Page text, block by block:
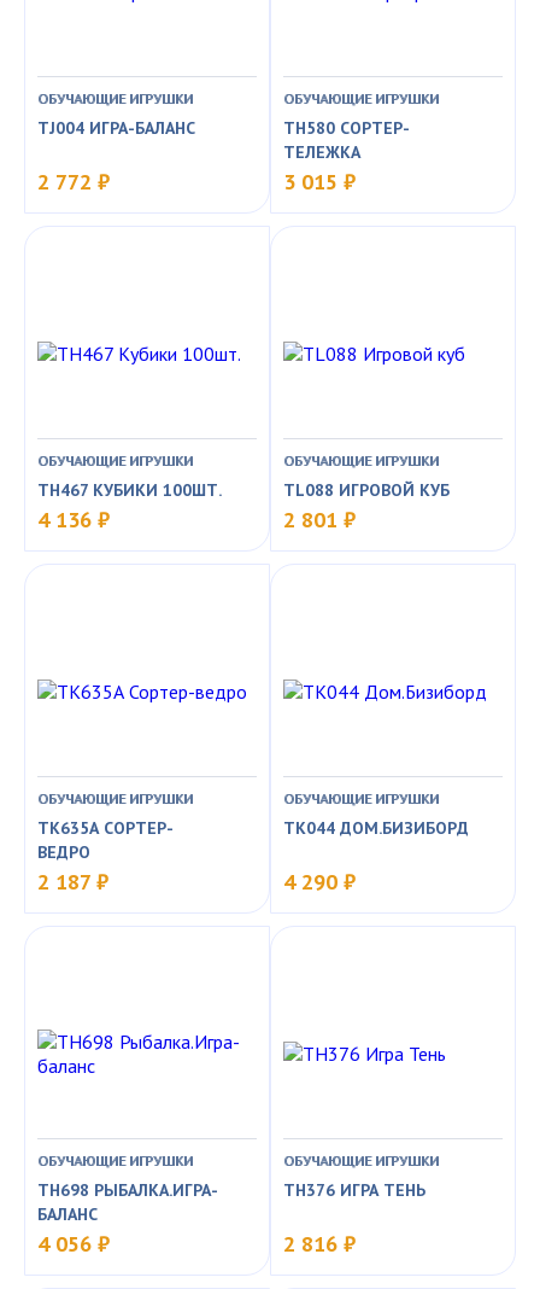
ОБУЧАЮЩИЕ ИГРУШКИ
TJ004 ИГРА-БАЛАНС
2 772 ₽
ОБУЧАЮЩИЕ ИГРУШКИ
TH580 СОРТЕР-
ТЕЛЕЖКА
3 015 ₽
ОБУЧАЮЩИЕ ИГРУШКИ
TH467 КУБИКИ 100ШТ.
4 136 ₽
ОБУЧАЮЩИЕ ИГРУШКИ
TL088 ИГРОВОЙ КУБ
2 801 ₽
ОБУЧАЮЩИЕ ИГРУШКИ
TK635А СОРТЕР-
ВЕДРО
2 187 ₽
ОБУЧАЮЩИЕ ИГРУШКИ
TK044 ДОМ.БИЗИБОРД
4 290 ₽
ОБУЧАЮЩИЕ ИГРУШКИ
TH698 РЫБАЛКА.ИГРА-
БАЛАНС
4 056 ₽
ОБУЧАЮЩИЕ ИГРУШКИ
TH376 ИГРА ТЕНЬ
2 816 ₽